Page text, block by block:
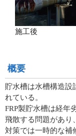
施工後
概要
貯水槽は水槽構造設
れている。
FRP製貯水槽は経年
飛散する問題があり
対策では一時的な補